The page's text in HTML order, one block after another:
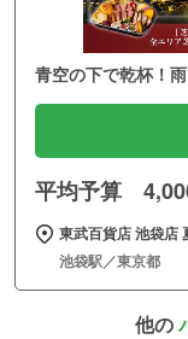
青空の下で乾杯！
平均予算
東武百貨店 池袋店
池袋駅／東京都
他の